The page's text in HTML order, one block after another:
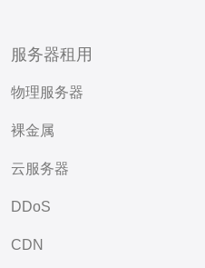
服务器租用
物理服务器
裸金属
云服务器
DDoS
CDN